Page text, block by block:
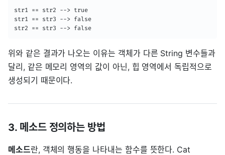
str1 == str2 --> true
str1 == str3 --> false
str2 == str3 --> false
위와 같은 결과가 나오는 이유는 객체가 다른 String 변수들과
달리, 같은 메모리 영역의 값이 아닌, 힙 영역에서 독립적으로
생성되기 때문이다.
3. 메소드 정의하는 방법
메소드란, 객체의 행동을 나타내는 함수를 뜻한다. Cat